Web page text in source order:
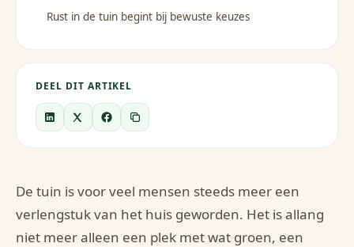
Rust in de tuin begint bij bewuste keuzes
DEEL DIT ARTIKEL
De tuin is voor veel mensen steeds meer een
verlengstuk van het huis geworden. Het is allang
niet meer alleen een plek met wat groen, een